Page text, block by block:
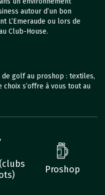
autour d’un bon
L’Emeraude ou lors de
Club-House.
golf au proshop : textiles,
s’offre à vous tout au
Proshop